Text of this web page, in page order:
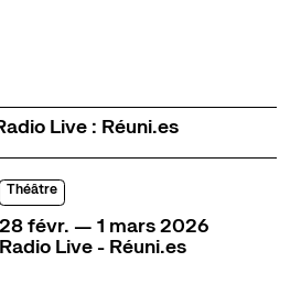
Live : Réuni.es
Théâtre
du
28février
févr. — au
1 mars
mars2026
Radio Live - Réuni.es